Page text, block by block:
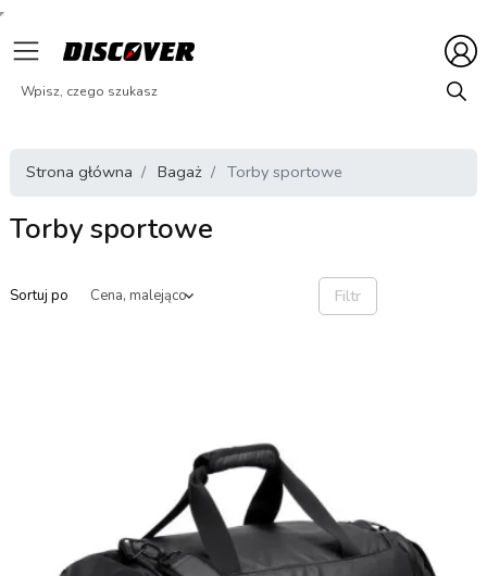
Strona główna Bagaż Torby sportowe
Torby sportowe
Sortuj po Filtr